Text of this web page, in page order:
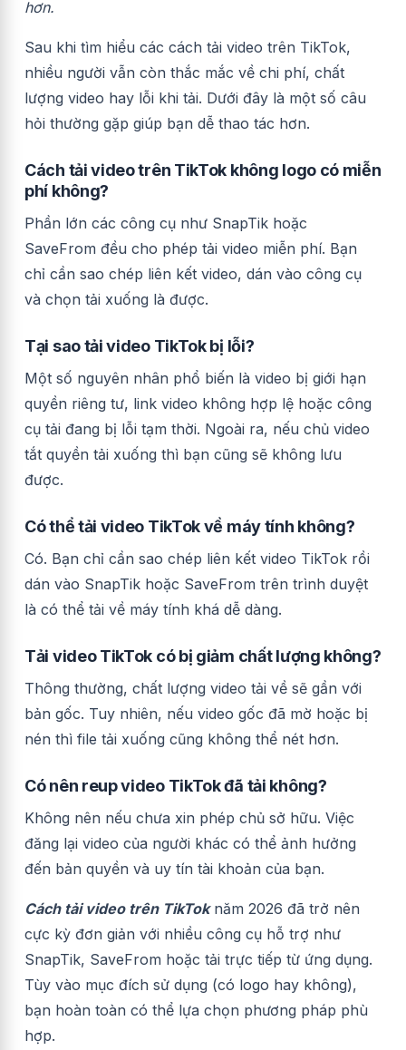
hơn.
Sau khi tìm hiểu các cách tải video trên TikTok,
nhiều người vẫn còn thắc mắc về chi phí, chất
lượng video hay lỗi khi tải. Dưới đây là một số câu
hỏi thường gặp giúp bạn dễ thao tác hơn.
Cách tải video trên TikTok không logo có miễn
phí không?
Phần lớn các công cụ như SnapTik hoặc
SaveFrom đều cho phép tải video miễn phí. Bạn
chỉ cần sao chép liên kết video, dán vào công cụ
và chọn tải xuống là được.
Tại sao tải video TikTok bị lỗi?
Một số nguyên nhân phổ biến là video bị giới hạn
quyền riêng tư, link video không hợp lệ hoặc công
cụ tải đang bị lỗi tạm thời. Ngoài ra, nếu chủ video
tắt quyền tải xuống thì bạn cũng sẽ không lưu
được.
Có thể tải video TikTok về máy tính không?
Có. Bạn chỉ cần sao chép liên kết video TikTok rồi
dán vào SnapTik hoặc SaveFrom trên trình duyệt
là có thể tải về máy tính khá dễ dàng.
Tải video TikTok có bị giảm chất lượng không?
Thông thường, chất lượng video tải về sẽ gần với
bản gốc. Tuy nhiên, nếu video gốc đã mờ hoặc bị
nén thì file tải xuống cũng không thể nét hơn.
Có nên reup video TikTok đã tải không?
Không nên nếu chưa xin phép chủ sở hữu. Việc
đăng lại video của người khác có thể ảnh hưởng
đến bản quyền và uy tín tài khoản của bạn.
Cách tải video trên TikToknăm 2026 đã trở nên
cực kỳ đơn giản với nhiều công cụ hỗ trợ như
SnapTik, SaveFrom hoặc tải trực tiếp từ ứng dụng.
Tùy vào mục đích sử dụng (có logo hay không),
bạn hoàn toàn có thể lựa chọn phương pháp phù
hợp.